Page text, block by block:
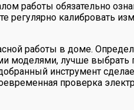
работы обязательно
регулярно калибровать
работы в доме.
моделями, лучше
инструмент
проверка